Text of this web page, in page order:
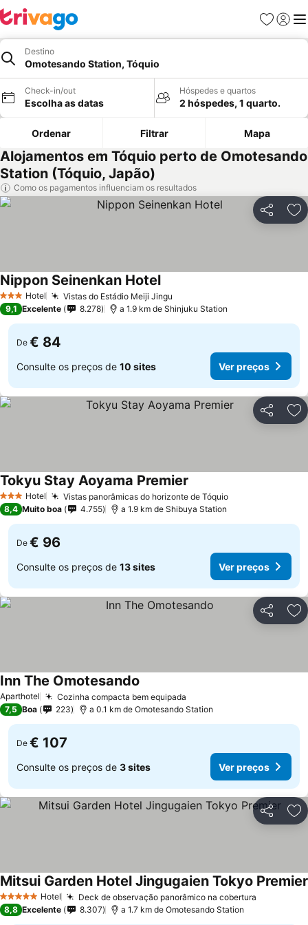
Favoritos
Iniciar
Destino
Omotesando Station, Tóquio
Check-in/out
Escolha as datas
Hóspedes e quartos
2 hóspedes, 1 quarto.
Ordenar Filtrar Mapa
Alojamentos em Tóquio perto de Omotesando
Station (Tóquio, Japão)
Como os pagamentos influenciam os resultados
Partilhar
3 EstrelasHotel Vistas do Estádio Meiji Jingu
Nippon Seinenkan HotelVer preços
9,1 Excelente 8.278 a 1.9 km de Shinjuku Station
De € 84
Consulte os preços de 10 sites Ver preços
Partilhar
3 EstrelasHotel Vistas panorâmicas do horizonte de TóquioVer preços
Tokyu Stay Aoyama Premier
8,4 Muito boa 4.755 a 1.9 km de Shibuya Station
De € 96
Consulte os preços de 13 sites Ver preços
Partilhar
Aparthotel Cozinha compacta bem equipada
Inn The Omotesando
7,5 Boa 223 a 0.1 km de Omotesando Station
De € 107
Consulte os preços de 3 sites Ver preços
Partilhar
5 Estrelas Hotel Deck de observação panorâmico na cobertura
Mitsui Garden Hotel Jingugaien Tokyo Premier
8,8 Excelente 8.307 a 1.7 km de Omotesando Station